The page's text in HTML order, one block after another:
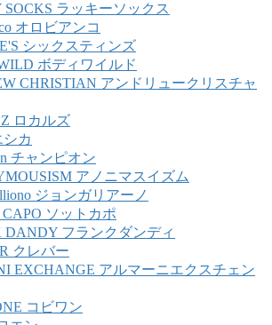
ラッキーソックス
オロビアンコ
シックスティンズ
ボディワイルド
CHRISTIAN アンドリュークリスチャ
ロカルズ
シカ
チャンピオン
アノニマスイズム
ジョンガリアーノ
CAPO ソットカポ
DANDY フランクダンディ
クレバー
EXCHANGE アルマーニエクスチェン
コビワン